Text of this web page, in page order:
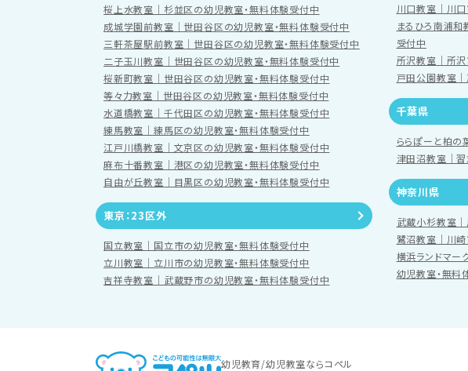
桜上水教室｜杉並区の幼児教室・無料体験受付中
成城学園前教室｜世田谷区の幼児教室・無料体験受付中
三軒茶屋駅前教室｜世田谷区の幼児教室・無料体験受付中
二子玉川教室｜世田谷区の幼児教室・無料体験受付中
桜新町教室｜世田谷区の幼児教室・無料体験受付中
等々力教室｜世田谷区の幼児教室・無料体験受付中
水道橋教室｜千代田区の幼児教室・無料体験受付中
練馬教室｜練馬区の幼児教室・無料体験受付中
江戸川橋教室｜文京区の幼児教室・無料体験受付中
麻布十番教室｜港区の幼児教室・無料体験受付中
自由が丘教室｜目黒区の幼児教室・無料体験受付中
東京：23区外
国立教室｜国立市の幼児教室・無料体験受付中
立川教室｜立川市の幼児教室・無料体験受付中
吉祥寺教室｜武蔵野市の幼児教室・無料体験受付中
川口教室｜川
まるひろ南浦
受付中
所沢教室｜所
戸田公園教室
千葉県
ららぽーと柏
津田沼教室｜
神奈川県
武蔵小杉教室
鷺沼教室｜川
横浜ランドマー
幼児教室・無料
幼児教育/幼児教室ならコペル